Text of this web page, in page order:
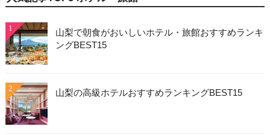
1
山梨で朝食がおいしいホテル・旅館おすすめランキ
ングBEST15
2 山梨の高級ホテルおすすめランキングBEST15